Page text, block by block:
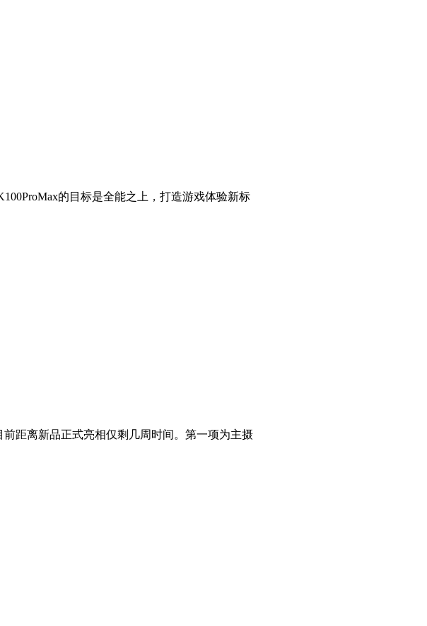
的目标是全能之上，打造游戏体验新标
距离新品正式亮相仅剩几周时间。第一项为主摄